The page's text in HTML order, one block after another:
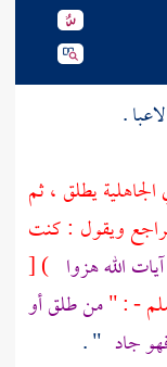
يطلق ، ثم
ويقول : كنت
الله هزوا )
[
- : "من طلق أو
جاد " .